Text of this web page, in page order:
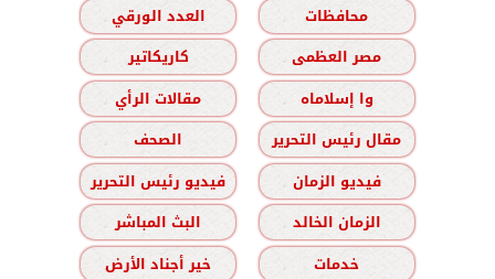
محافظات
العدد الورقي
مصر العظمى
كاريكاتير
وا إسلاماه
مقالات الرأي
مقال رئيس التحرير
الصحف
فيديو الزمان
فيديو رئيس التحرير
الزمان الخالد
البث المباشر
خدمات
خير أجناد الأرض